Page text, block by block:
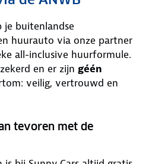
je buitenlandse
huurauto via onze partner
all-inclusive huurformule.
en er zijn géén
veilig, vertrouwd en
tevoren met de